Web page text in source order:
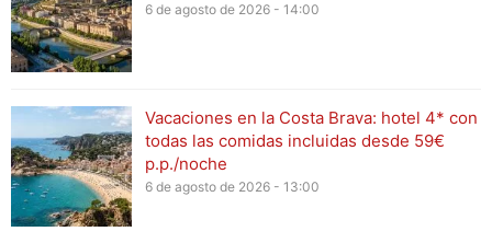
6 de agosto de 2026 - 14:00
Vacaciones en la Costa Brava: hotel 4* con
todas las comidas incluidas desde 59€
p.p./noche
6 de agosto de 2026 - 13:00